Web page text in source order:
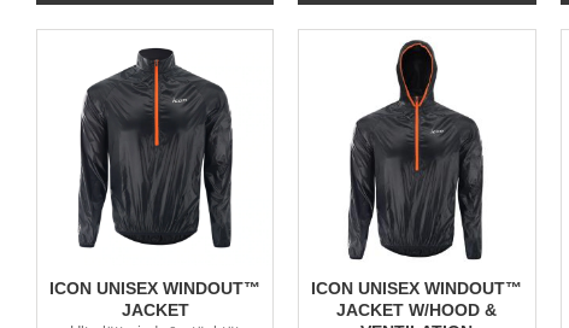
ICON UNISEX WINDOUT™
JACKET
ICON UNISEX WINDOUT™
JACKET W/HOOD &